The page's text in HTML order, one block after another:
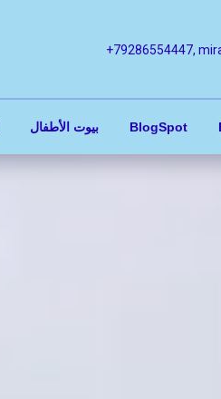
+79286554447,
بيوت الأطفال BlogSpot